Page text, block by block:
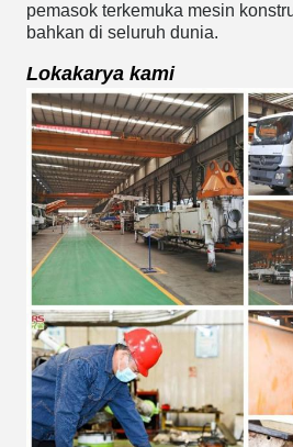
pemasok terkemuka mesin
bahkan di seluruh dunia.
Lokakarya kami